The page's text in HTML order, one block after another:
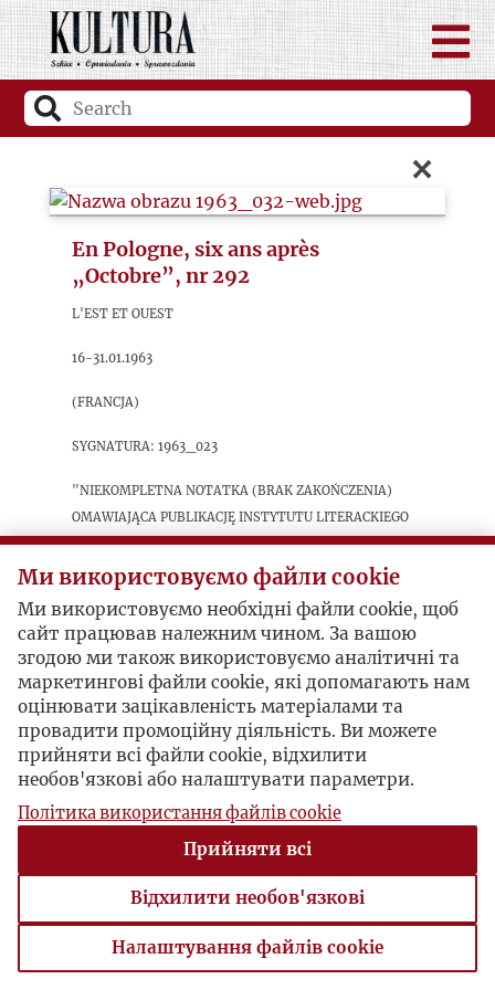
×
En Pologne, six ans après
„Octobre”, nr 292
L'Est et Ouest
16-31.01.1963
(Francja)
sygnatura: 1963_023
"Niekompletna notatka (brak zakończenia)
omawiająca publikację Instytutu Literackiego
„6 lat temu...” (Kulisy Polskiego
Października),""Dokumenty"" Zeszyt 11 (Paryż
1962). "
Ми використовуємо файли cookie
Ми використовуємо необхідні файли cookie, щоб
сайт працював належним чином. За вашою
згодою ми також використовуємо аналітичні та
маркетингові файли cookie, які допомагають нам
оцінювати зацікавленість матеріалами та
провадити промоційну діяльність. Ви можете
прийняти всі файли cookie, відхилити
необов'язкові або налаштувати параметри.
Політика використання файлів cookie
Прийняти всі
Відхилити необов'язкові
Налаштування файлів cookie
Налаштування файлів cookie